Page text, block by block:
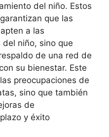
del niño. Estos
que las
a las
niño, sino que
de una red de
su bienestar. Este
preocupaciones de
sino que también
de
y éxito